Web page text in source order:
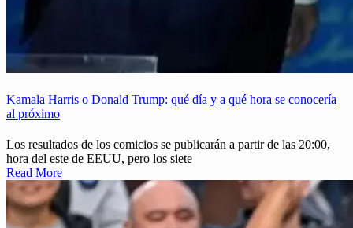
Kamala Harris o Donald Trump: qué día y a qué hora se conocería
al próximo
Los resultados de los comicios se publicarán a partir de las 20:00,
hora del este de EEUU, pero los siete
Read More